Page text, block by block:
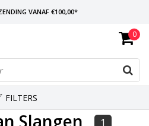
VANAF €100,00*
BESTELD, ZELFDE DAG VERZONDEN
LEVERING
0
FILTERS
Slangen 1